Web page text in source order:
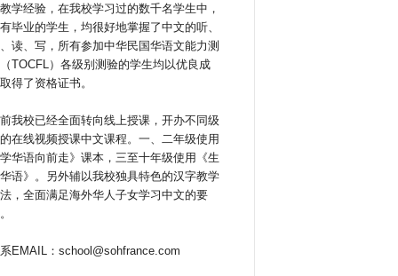
学经验，在我校学习过的数千名学生中，
毕业的学生，均很好地掌握了中文的听、
读、写，所有参加中华民国华语文能力测
TOCFL）各级别测验的学生均以优良成
得了资格证书。
我校已经全面转向线上授课，开办不同级
在线视频授课中文课程。一、二年级使用
学华语向前走》课本，三至十年级使用《生
语》。另外辅以我校独具特色的汉字教学
，全面满足海外华人子女学习中文的要
EMAIL：school@sohfrance.com